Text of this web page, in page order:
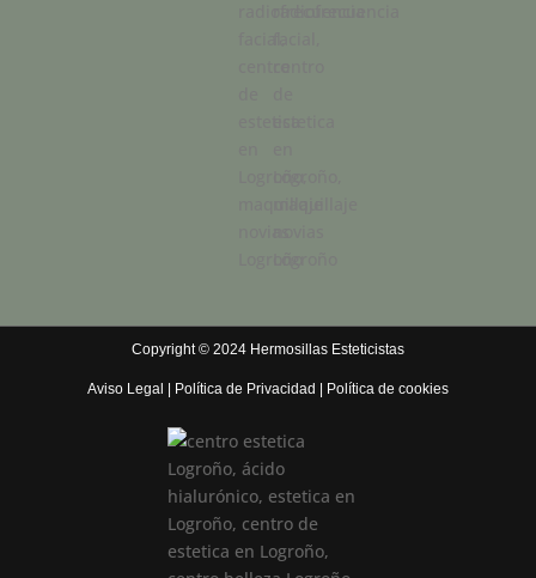
Copyright © 2024 Hermosillas Esteticistas
Aviso Legal Política de Privacidad Política de cookies